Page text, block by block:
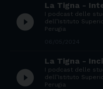
play_circle_filled
La Tigna -
I podcast delle
dell’Istituto
Perugia
play_circle_filled
La Tigna -
I podcast delle
dell’Istituto
Perugia